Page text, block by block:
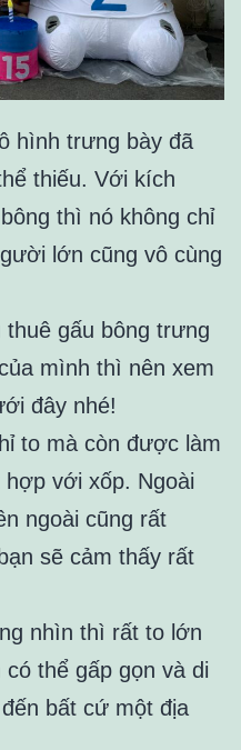
hình trưng bày đã
thiếu. Với kích
thì nó không chỉ
lớn cũng vô cùng
thuê gấu bông trưng
mình thì nên xem
đây nhé!
to mà còn được làm
hợp với xốp. Ngoài
ngoài cũng rất
sẽ cảm thấy rất
nhìn thì rất to lớn
thể gấp gọn và di
bất cứ một địa